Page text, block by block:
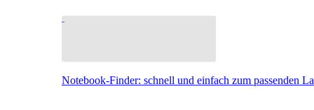
Notebook-Finder: schnell und einfach zum passenden